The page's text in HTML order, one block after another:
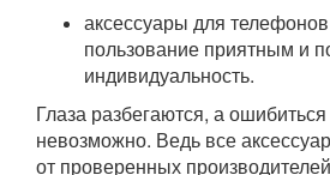
аксессуары для
пользование приятным и
индивидуальность.
Глаза разбегаются, а
невозможно. Ведь все
от проверенных